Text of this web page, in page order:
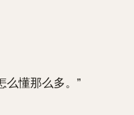
懂那么多。”